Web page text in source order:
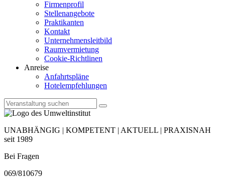
Firmenprofil
Stellenangebote
Praktikanten
Kontakt
Unternehmensleitbild
Raumvermietung
Cookie-Richtlinen
Anreise
Anfahrtspläne
Hotelempfehlungen
UNABHÄNGIG | KOMPETENT | AKTUELL | PRAXISNAH
seit 1989
Bei Fragen
069/810679